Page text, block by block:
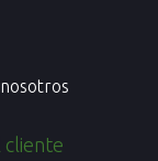
cliente